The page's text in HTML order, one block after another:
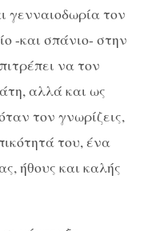
γενναιοδωρία τον
-και σπάνιο- στην
να τον
αλλά και ως
τον γνωρίζεις,
του, ένα
ήθους και καλής